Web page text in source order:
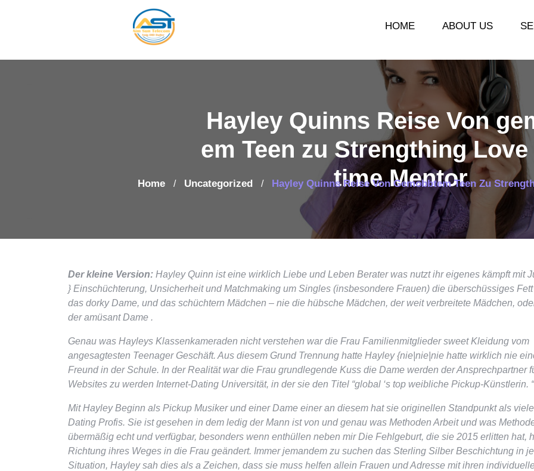
HOME ABOUT US
Hayley Quinns Reise Von
em Teen zu Strengthing
time Mentor
Home / Uncategorized / Hayley Quinns Reise Von Gemobbtem Teen Zu
Der kleine Version: Hayley Quinn ist eine wirklich Liebe und Leben Berater was nutzt ihr eigenes kämpft mit
} Einschüchterung, Unsicherheit und Matchmaking um Singles (insbesondere Frauen) die überschüssiges Fett
das dorky Dame, und das schüchtern Mädchen – nie die hübsche Mädchen, der weit verbreitete Mädchen,
der amüsant Dame .
Genau was Hayleys Klassenkameraden nicht verstehen war die Frau Familienmitglieder sweet Kleidung vom
angesagtesten Teenager Geschäft. Aus diesem Grund Trennung hatte Hayley {nie|nie|nie hatte wirklich nie
Freund in der Schule. In der Realität war die Frau grundlegende Kuss die Dame werden der Ansprechpartner
Websites zu werden Internet-Dating Universität, in der sie den Titel “global ‘s top weibliche Pickup-Künstlerin. “
Mit Hayley Beginn als Pickup Musiker und einer Dame einer an diesem hat sie originellen Standpunkt als viele
Dating Profis. Sie ist gesehen in dem ledig der Mann ist von und genau was Methoden Arbeit und was
übermäßig echt und verfügbar, besonders wenn enthüllen neben mir Die Fehlgeburt, die sie 2015 erlitten hat,
Richtung ihres Weges in die Frau geändert. Immer jemandem zu suchen das Sterling Silber Beschichtung in
Situation, Hayley sah dies als a Zeichen, dass sie muss helfen allein Frauen und Adresse mit ihren